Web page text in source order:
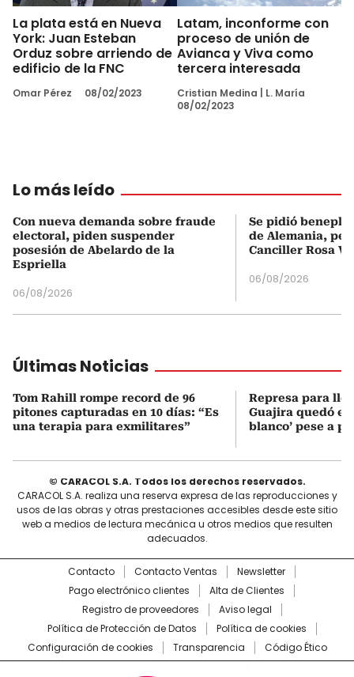
La plata está en Nueva
York: Juan Esteban
Orduz sobre arriendo de
edificio de la FNC
Omar Pérez 08/02/2023
Latam, inconforme con
proceso de unión de
Avianca y Viva como
tercera interesada
Cristian Medina
L. María
08/02/2023
Lo más leído
Con nueva demanda sobre fraude
electoral, piden suspender
posesión de Abelardo de la
Espriella
06/08/2026
Se pidió
de Alemania,
Canciller Rosa
06/08/2026
Últimas Noticias
Tom Rahill rompe record de 96
pitones capturadas en 10 días: “Es
una terapia para exmilitares”
Represa para
Guajira quedó en
blanco’ pese a
© CARACOL S.A. Todos los derechos reservados.
CARACOL S.A. realiza una reserva expresa de las reproducciones y
usos de las obras y otras prestaciones accesibles desde este sitio
web a medios de lectura mecánica u otros medios que resulten
adecuados.
Contacto Contacto Ventas
Newsletter
Pago electrónico clientes
Alta de Clientes
Registro de proveedores
Aviso legal
Política de Protección de Datos
Política de cookies
Configuración de cookies
Transparencia Código Ético